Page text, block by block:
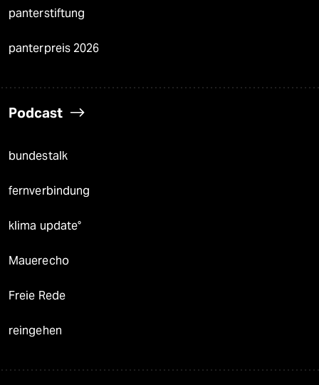
panterstiftung
panterpreis 2026
Podcast
bundestalk
fernverbindung
klima update°
Mauerecho
Freie Rede
reingehen